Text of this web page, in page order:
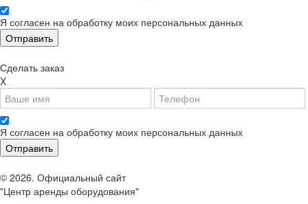
Я согласен на обработку моих персональных данных
Сделать заказ
X
Я согласен на обработку моих персональных данных
© 2026. Официальный сайт
"Центр аренды оборудования"